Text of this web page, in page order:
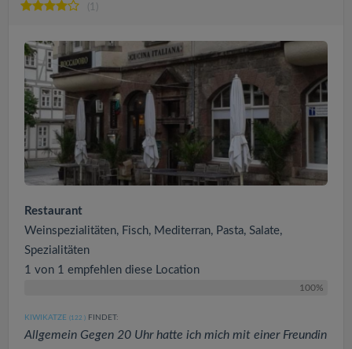
(1)
Restaurant
Weinspezialitäten, Fisch, Mediterran, Pasta, Salate,
Spezialitäten
1 von 1 empfehlen diese Location
100%
KIWIKATZE (122 ) FINDET:
Allgemein Gegen 20 Uhr hatte ich mich mit einer Freundin